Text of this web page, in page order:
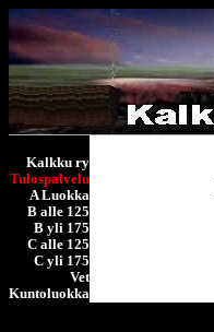
Kalkku ry
Tulospalvelu
A Luokka
B alle 125
B yli 175
C alle 125
C yli 175
Vet
Kuntoluokka